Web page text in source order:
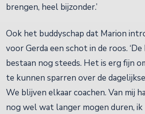
brengen, heel bijzonder.’
Ook het buddyschap dat Marion
voor Gerda een schot in de roos.
bestaan nog steeds. Het is erg fijn
te kunnen sparren over de
We blijven elkaar coachen. Van mij
nog wel wat langer mogen duren, ik